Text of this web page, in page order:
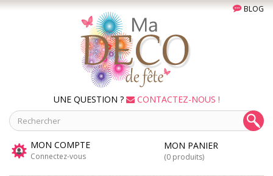
BLOG
UNE QUESTION ? CONTACTEZ-NOUS !
MON COMPTE
Connectez-vous
MON PANIER
(0 produits)